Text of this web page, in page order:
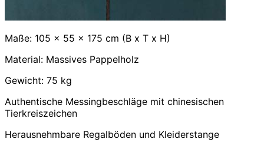
Maße: 105 x 55 x 175 cm (B x T x H)
Material: Massives Pappelholz
Gewicht: 75 kg
Authentische Messingbeschläge mit chinesischen
Tierkreiszeichen
Herausnehmbare Regalböden und Kleiderstange